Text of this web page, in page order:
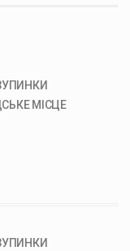
МІСЦЕ